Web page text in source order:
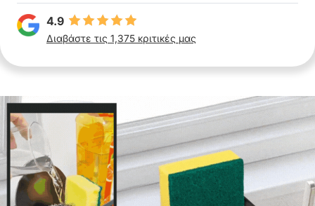
4.9
Διαβάστε τις 1,375 κριτικές μας